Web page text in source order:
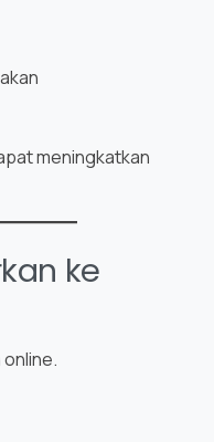
meningkatkan
ke